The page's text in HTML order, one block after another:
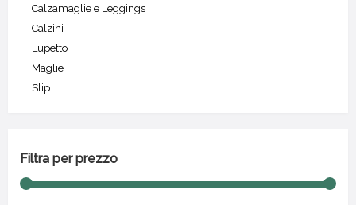
Calzamaglie e Leggings
Calzini
Lupetto
Maglie
Slip
Filtra per prezzo